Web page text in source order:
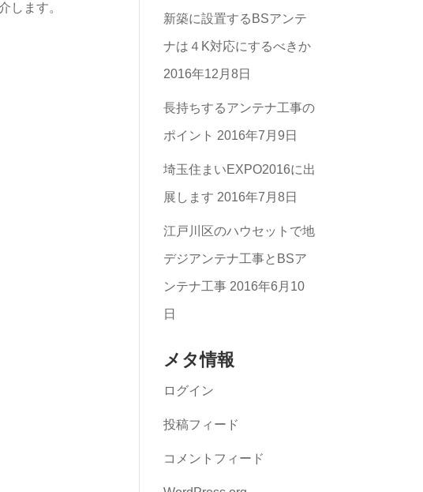
します。
ー
一
覧
新築に設置するBSアンテ
ナは４K対応にするべきか
2016年12月8日
長持ちするアンテナ工事の
ポイント 2016年7月9日
埼玉住まいEXPO2016に出
展します 2016年7月8日
江戸川区のハウセットで地
デジアンテナ工事とBSア
ンテナ工事 2016年6月10
日
メタ情報
ログイン
投稿フィード
コメントフィード